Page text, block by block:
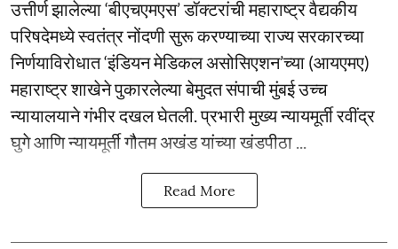
उत्तीर्ण झालेल्या ‘बीएचएमएस’ डॉक्टरांची महाराष्ट्र वैद्यकीय
परिषदेमध्ये स्वतंत्र नोंदणी सुरू करण्याच्या राज्य सरकारच्या
निर्णयाविरोधात ‘इंडियन मेडिकल असोसिएशन’च्या (आयएमए)
महाराष्ट्र शाखेने पुकारलेल्या बेमुदत संपाची मुंबई उच्च
न्यायालयाने गंभीर दखल घेतली. प्रभारी मुख्य न्यायमूर्ती रवींद्र
घुगे आणि न्यायमूर्ती गौतम अखंड यांच्या खंडपीठा ...
Read More